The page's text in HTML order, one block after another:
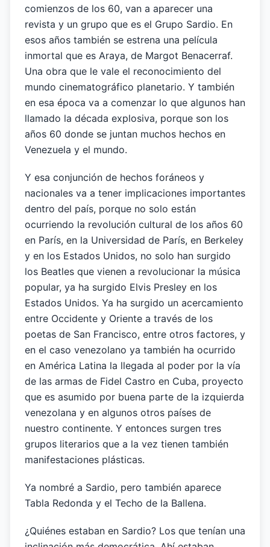
comienzos de los 60, van a aparecer una
revista y un grupo que es el Grupo Sardio. En
esos años también se estrena una película
inmortal que es Araya, de Margot Benacerraf.
Una obra que le vale el reconocimiento del
mundo cinematográfico planetario. Y también
en esa época va a comenzar lo que algunos han
llamado la década explosiva, porque son los
años 60 donde se juntan muchos hechos en
Venezuela y el mundo.
Y esa conjunción de hechos foráneos y
nacionales va a tener implicaciones importantes
dentro del país, porque no solo están
ocurriendo la revolución cultural de los años 60
en París, en la Universidad de París, en Berkeley
y en los Estados Unidos, no solo han surgido
los Beatles que vienen a revolucionar la música
popular, ya ha surgido Elvis Presley en los
Estados Unidos. Ya ha surgido un acercamiento
entre Occidente y Oriente a través de los
poetas de San Francisco, entre otros factores, y
en el caso venezolano ya también ha ocurrido
en América Latina la llegada al poder por la vía
de las armas de Fidel Castro en Cuba, proyecto
que es asumido por buena parte de la izquierda
venezolana y en algunos otros países de
nuestro continente. Y entonces surgen tres
grupos literarios que a la vez tienen también
manifestaciones plásticas.
Ya nombré a Sardio, pero también aparece
Tabla Redonda y el Techo de la Ballena.
¿Quiénes estaban en Sardio? Los que tenían una